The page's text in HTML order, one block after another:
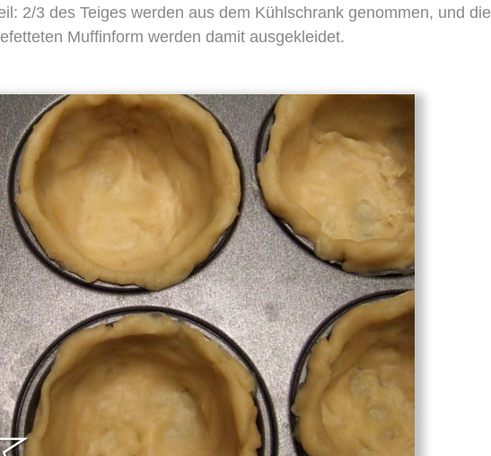
2/3 des Teiges werden aus dem Kühlschrank genommen, und die
Muffinform werden damit ausgekleidet.